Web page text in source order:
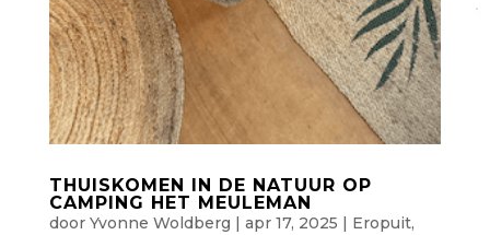
THUISKOMEN IN DE NATUUR OP
CAMPING HET MEULEMAN
door Yvonne Woldberg | apr 17, 2025 | Eropuit,